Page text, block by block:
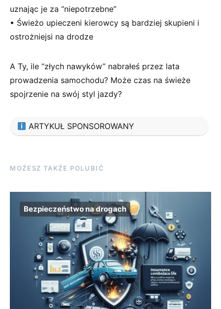
uznając ⁣je za “niepotrzebne”
• Świeżo upieczeni kierowcy są​ bardziej ⁢skupieni i
ostrożniejsi na drodze
A​ Ty, ile “złych nawyków” nabrałeś‍ przez lata
prowadzenia samochodu? Może czas na ​świeże
spojrzenie na swój styl jazdy?
ARTYKUŁ SPONSOROWANY
MOŻESZ TAKŻE POLUBIĆ
Bezpieczeństwo na drogach